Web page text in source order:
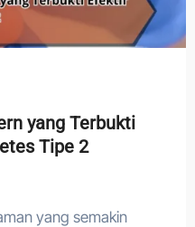
yang Terbukti
Tipe 2